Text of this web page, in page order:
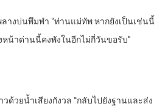
ลางบ่นพึมพำ “ท่านแม่ทัพ หากยังเป็นเช่นนี้
หน้าด่านนี้คงพังในอีกไม่กี่วันขอรับ”
ด้วยน้ำเสียงกังวล “กลับไปยังฐานและส่ง